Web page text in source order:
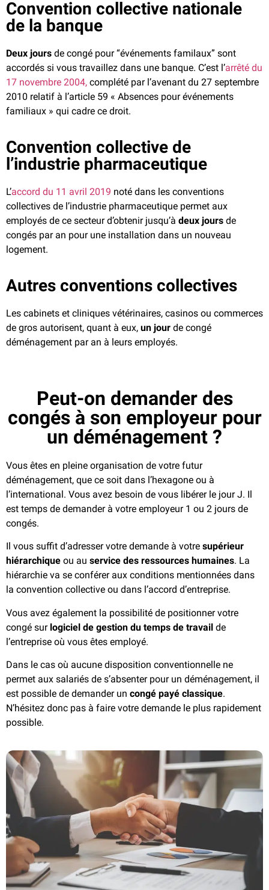
Convention collective nationale
de la banque
Deux jours de congé pour “événements familaux” sont
accordés si vous travaillez dans une banque. C’est l’arrêté du
17 novembre 2004, complété par l’avenant du 27 septembre
2010 relatif à l’article 59 « Absences pour événements
familiaux » qui cadre ce droit.
Convention collective de
l’industrie pharmaceutique
L’accord du 11 avril 2019 noté dans les conventions
collectives de l’industrie pharmaceutique permet aux
employés de ce secteur d’obtenir jusqu’à deux jours de
congés par an pour une installation dans un nouveau
logement.
Autres conventions collectives
Les cabinets et cliniques vétérinaires, casinos ou commerces
de gros autorisent, quant à eux, un jour de congé
déménagement par an à leurs employés.
Peut-on demander des
congés à son employeur pour
un déménagement ?
Vous êtes en pleine organisation de votre futur
déménagement, que ce soit dans l’hexagone ou à
l’international. Vous avez besoin de vous libérer le jour J. Il
est temps de demander à votre employeur 1 ou 2 jours de
congés.
Il vous suffit d’adresser votre demande à votre supérieur
hiérarchique ou au service des ressources humaines. La
hiérarchie va se conférer aux conditions mentionnées dans
la convention collective ou dans l’accord d’entreprise.
Vous avez également la possibilité de positionner votre
congé sur logiciel de gestion du temps de travail de
l’entreprise où vous êtes employé.
Dans le cas où aucune disposition conventionnelle ne
permet aux salariés de s’absenter pour un déménagement, il
est possible de demander un congé payé classique.
N’hésitez donc pas à faire votre demande le plus rapidement
possible.